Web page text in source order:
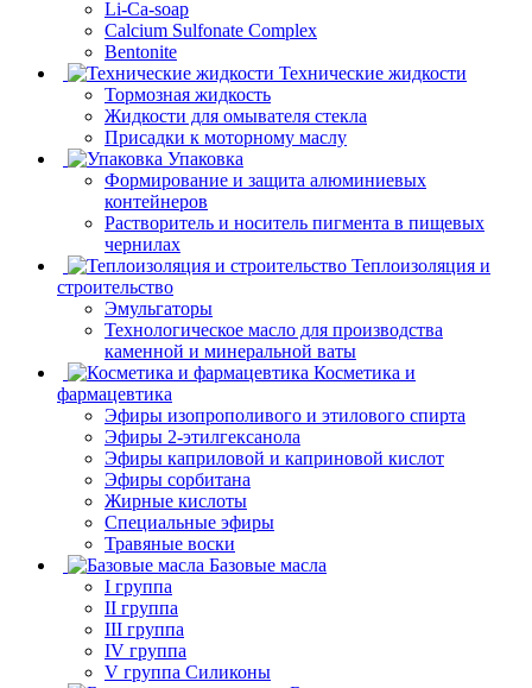
Li-Ca-soap
Calcium Sulfonate Complex
Bentonite
Технические жидкости
Тормозная жидкость
Жидкости для омывателя стекла
Присадки к моторному маслу
Упаковка
Формирование и защита алюминиевых
контейнеров
Растворитель и носитель пигмента в пищевых
чернилах
Теплоизоляция и
строительство
Эмульгаторы
Технологическое масло для производства
каменной и минеральной ваты
Косметика и
фармацевтика
Эфиры изопрополивого и этилового спирта
Эфиры 2-этилгексанола
Эфиры каприловой и каприновой кислот
Эфиры сорбитана
Жирные кислоты
Специальные эфиры
Травяные воски
Базовые масла
I группа
II группа
III группа
IV группа
V группа Силиконы